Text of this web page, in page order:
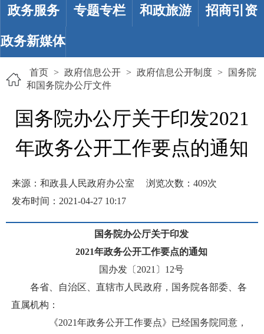
政务服务 专题专栏 和政旅游 招商引资
政务新媒体
首页 > 政府信息公开 > 政府信息公开制度 >
国务院
和国务院办公厅文件
国务院办公厅关于印发2021
年政务公开工作要点的通知
来源：和政县人民政府办公室 浏览次数： 409次
发布时间：2021-04-27 10:17
国务院办公厅关于印发
2021年政务公开工作要点的通知
国办发〔2021〕12号
各省、自治区、直辖市人民政府，国务院各部委、各
直属机构：
《2021年政务公开工作要点》已经国务院同意，